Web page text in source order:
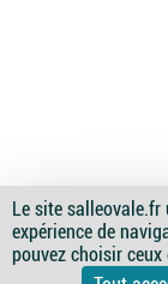
Image
Le site
expérience de
pouvez choisir